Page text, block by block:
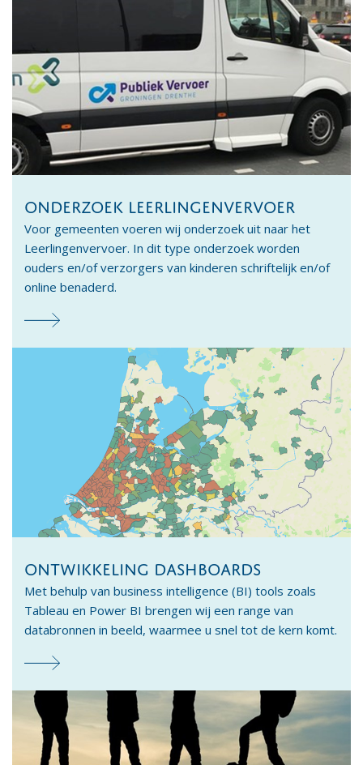
ONDERZOEK LEERLINGENVERVOER
Voor gemeenten voeren wij onderzoek uit naar het
Leerlingenvervoer. In dit type onderzoek worden
ouders en/of verzorgers van kinderen schriftelijk en/of
online benaderd.
ONTWIKKELING DASHBOARDS
Met behulp van business intelligence (BI) tools zoals
Tableau en Power BI brengen wij een range van
databronnen in beeld, waarmee u snel tot de kern komt.